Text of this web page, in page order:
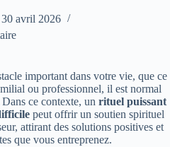
30 avril 2026
important dans votre vie, que ce
ou professionnel, il est normal
ce contexte, un rituel puissant
peut offrir un soutien spirituel
attirant des solutions positives et
que vous entreprenez.